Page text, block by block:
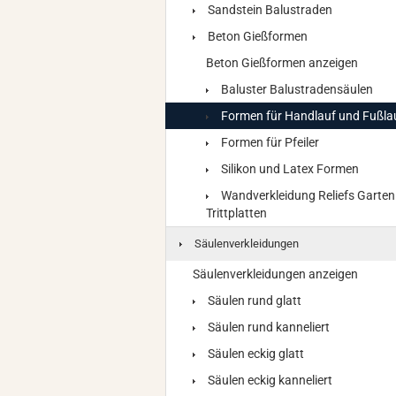
Sandstein Balustraden
Beton Gießformen
Beton Gießformen anzeigen
Baluster Balustradensäulen
Formen für Handlauf und
Formen für Pfeiler
Silikon und Latex Formen
Wandverkleidung Reliefs Garten
Trittplatten
Säulenverkleidungen
Säulenverkleidungen anzeigen
Säulen rund glatt
Säulen rund kanneliert
Säulen eckig glatt
Säulen eckig kanneliert